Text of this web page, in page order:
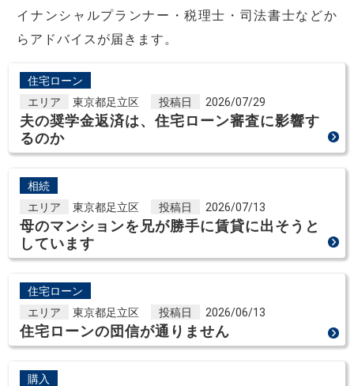
イナンシャルプランナー・税理士・司法書士などか
らアドバイスが届きます。
住宅ローン
エリア
東京都足立区 投稿日 2026/07/29
夫の奨学金返済は、住宅ローン審査に影響す
るのか
相続
エリア
東京都足立区 投稿日 2026/07/13
母のマンションを兄が勝手に賃貸に出そうと
しています
住宅ローン
エリア
東京都足立区 投稿日 2026/06/13
住宅ローンの団信が通りません
購入